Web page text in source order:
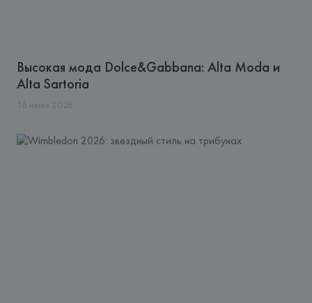
Высокая мода Dolce&Gabbana: Alta Moda и
Alta Sartoria
16 июля 2026